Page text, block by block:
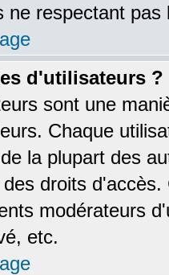
ne respectant pas
d'utilisateurs ?
sont une
Chaque
la plupart des
droits
modérateurs
etc.